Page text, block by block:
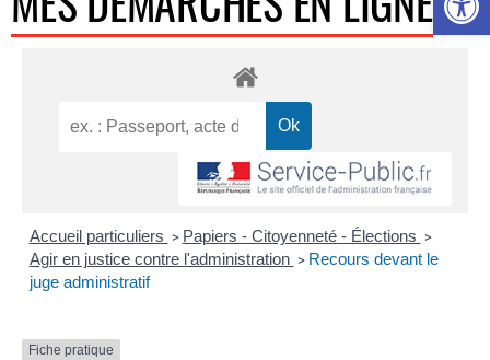
Accueil particuliers > Papiers - Citoyenneté - Élections >
Agir en justice contre l'administration > Recours devant le
juge administratif
Fiche pratique